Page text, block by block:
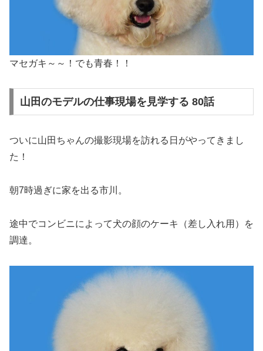
マセガキ～～！でも青春！！
山田のモデルの仕事現場を見学する 80話
ついに山田ちゃんの撮影現場を訪れる日がやってきまし
た！
朝7時過ぎに家を出る市川。
途中でコンビニによって犬の顔のケーキ（差し入れ用）を
調達。